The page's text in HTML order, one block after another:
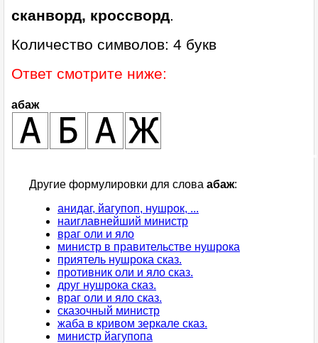
сканворд, кроссворд.
Количество символов: 4 букв
Ответ смотрите ниже:
абаж
Другие формулировки для слова абаж:
анидаг, йагупоп, нушрок, ...
наиглавнейший министр
враг оли и яло
министр в правительстве нушрока
приятель нушрока сказ.
противник оли и яло сказ.
друг нушрока сказ.
враг оли и яло сказ.
сказочный министр
жаба в кривом зеркале сказ.
министр йагупопа